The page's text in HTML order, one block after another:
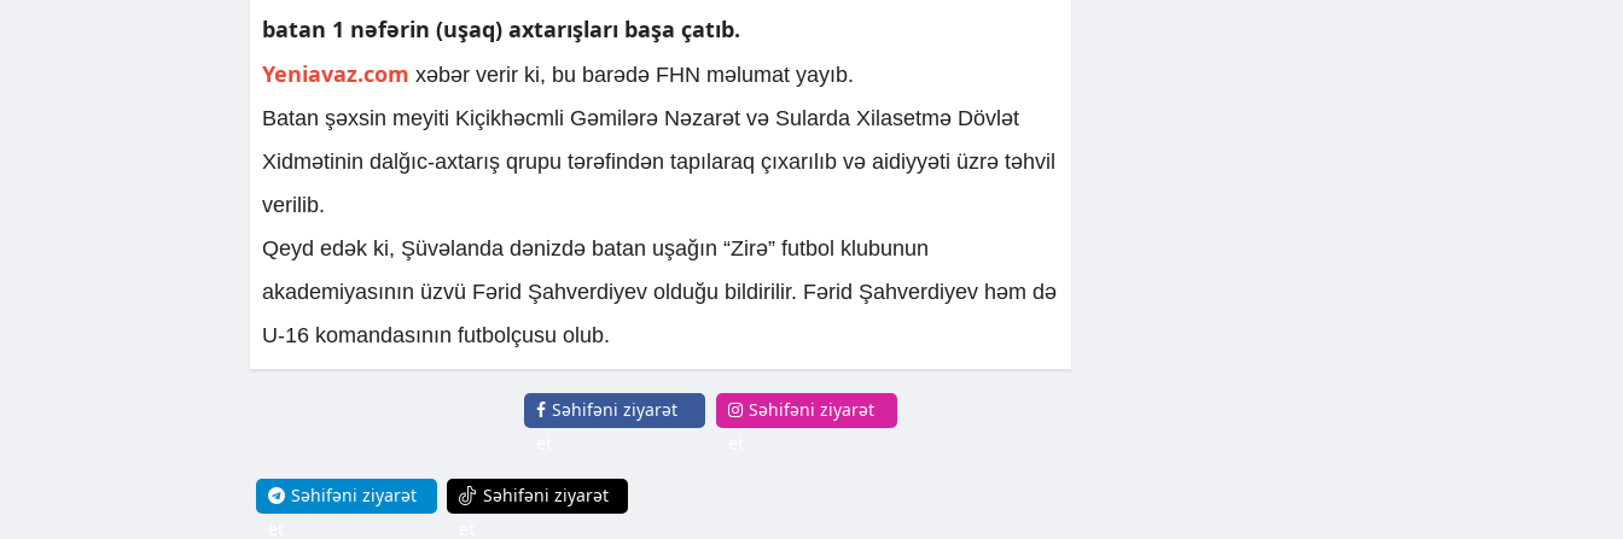
batan 1 nəfərin (uşaq) axtarışları başa çatıb.
Yeniavaz.com xəbər verir ki, bu barədə FHN məlumat yayıb.
Batan şəxsin meyiti Kiçikhəcmli Gəmilərə Nəzarət və Sularda Xilasetmə Dövlət
Xidmətinin dalğıc-axtarış qrupu tərəfindən tapılaraq çıxarılıb və aidiyyəti üzrə təhvil
verilib.
Qeyd edək ki, Şüvəlanda dənizdə batan uşağın “Zirə” futbol klubunun
akademiyasının üzvü Fərid Şahverdiyev olduğu bildirilir. Fərid Şahverdiyev həm də
U-16 komandasının futbolçusu olub.
Səhifəni ziyarət
Səhifəni ziyarət
Səhifəni ziyarət
Səhifəni ziyarət